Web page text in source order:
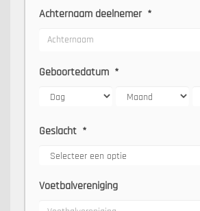
Achternaam deelnemer *
Geboortedatum *
Geslacht *
Voetbalvereniging